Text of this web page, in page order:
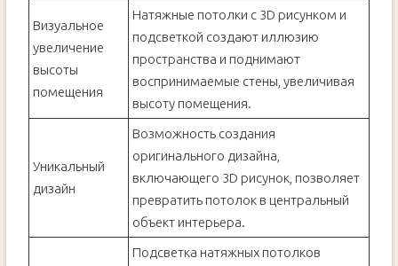
Визуальное
увеличение
высоты
помещения
Натяжные потолки с 3D рисунком и
подсветкой создают иллюзию
пространства и поднимают
воспринимаемые стены, увеличивая
высоту помещения.
Уникальный
дизайн
Возможность создания
оригинального дизайна,
включающего 3D рисунок, позволяет
превратить потолок в центральный
объект интерьера.
Подсветка натяжных потолков